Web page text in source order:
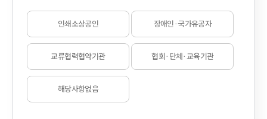
인쇄소상공인 장애인·국가유공자
교류협력협약기관 협회·단체·교육기관
해당사항없음